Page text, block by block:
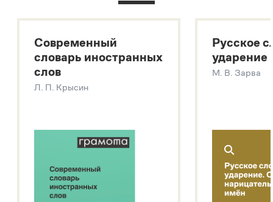
Большой толковый словарь русских глаголов
Современный словарь иностранных слов
Звук – технология синтеза платформы
SaluteSpeech
Современный
словарь иностранных
слов
Л. П. Крысин
Русское
ударение
М. В. Зарва